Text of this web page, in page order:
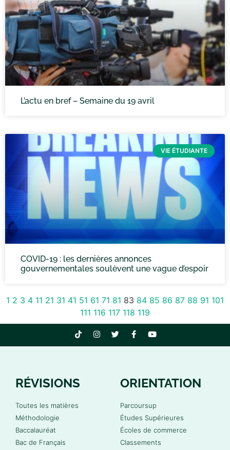
L’actu en bref – Semaine du 19 avril
VIE ÉTUDIANTE
COVID-19 : les dernières annonces
gouvernementales soulèvent une vague d’espoir
1 2 3 4 11 21 31 41 51 61 71 81 83 84 85 86 87 88 91 101
111 116 117 118 119
RÉVISIONS
Toutes les matières
Méthodologie
Baccalauréat
Bac de Français
ORIENTATION
Parcoursup
Études Supérieures
Écoles de commerce
Classements